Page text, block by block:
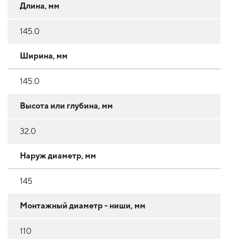
Длина, мм
145.0
Ширина, мм
145.0
Высота или глубина, мм
32.0
Наруж диаметр, мм
145
Монтажный диаметр - ниши, мм
110